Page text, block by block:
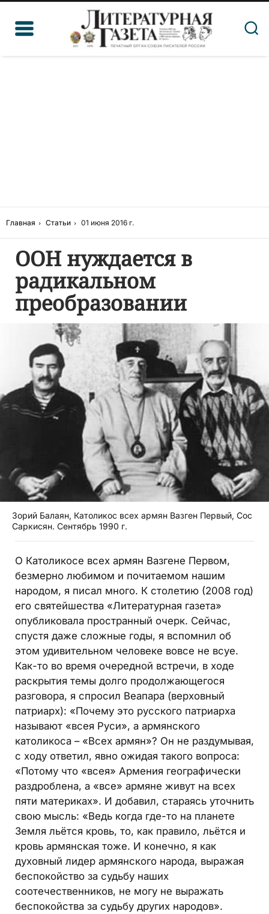
Главная Статьи 01 июня 2016 г.
ООН нуждается в
радикальном
преобразовании
Зорий Балаян, Католикос всех армян Вазген Первый, Сос
Саркисян. Сентябрь 1990 г.
О Католикосе всех армян Вазгене Первом,
безмерно любимом и почитаемом нашим
народом, я писал много. К столетию (2008 год)
его святейшества «Литературная газета»
опубликовала пространный очерк. Сейчас,
спустя даже сложные годы, я вспомнил об
этом удивительном человеке вовсе не всуе.
Как-то во время очередной встречи, в ходе
раскрытия темы долго продолжающегося
разговора, я спросил Веапара (верховный
патриарх): «Почему это русского патриарха
называют «всея Руси», а армянского
католикоса – «Всех армян»? Он не раздумывая,
с ходу ответил, явно ожидая такого вопроса:
«Потому что «всея» Армения гео­графически
раздроблена, а «все» армяне живут на всех
пяти материках». И добавил, стараясь уточнить
свою мысль: «Ведь когда где-то на планете
Земля льётся кровь, то, как правило, льётся и
кровь армянская тоже. И конечно, я как
духовный лидер армянского народа, выражая
беспокойство за судьбу наших
соотечественников, не могу не выражать
беспокойства за судьбу других народов».